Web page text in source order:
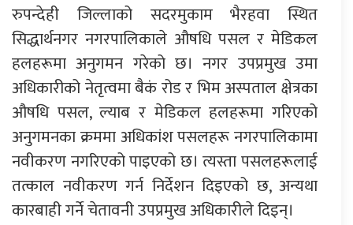
रुपन्देही जिल्लाको सदरमुकाम भैरहवा स्थित
सिद्धार्थनगर नगरपालिकाले औषधि पसल र मेडिकल
हलहरूमा अनुगमन गरेको छ। नगर उपप्रमुख उमा
अधिकारीको नेतृत्वमा बैकं रोड र भिम अस्पताल क्षेत्रका
औषधि पसल, ल्याब र मेडिकल हलहरूमा गरिएको
अनुगमनका क्रममा अधिकांश पसलहरू नगरपालिकामा
नवीकरण नगरिएको पाइएको छ। त्यस्ता पसलहरूलाई
तत्काल नवीकरण गर्न निर्देशन दिइएको छ, अन्यथा
कारबाही गर्ने चेतावनी उपप्रमुख अधिकारीले दिइन्।